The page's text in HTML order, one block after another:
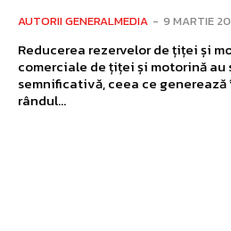
AUTORII GENERALMEDIA - 9 MARTIE
Reducerea rezervelor de țiței și
comerciale de țiței și motorină au
semnificativă, ceea ce
rândul...